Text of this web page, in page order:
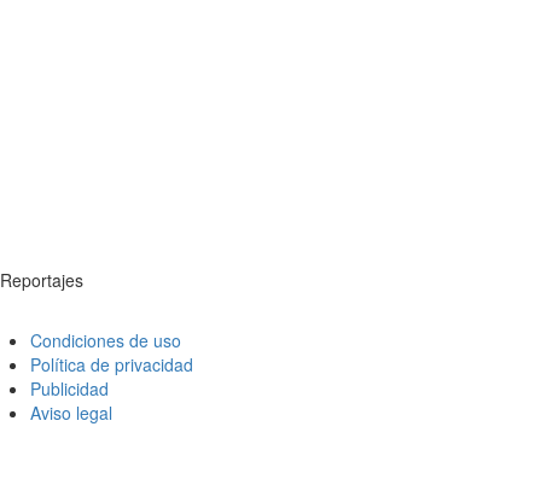
Reportajes
Condiciones de uso
Política de privacidad
Publicidad
Aviso legal